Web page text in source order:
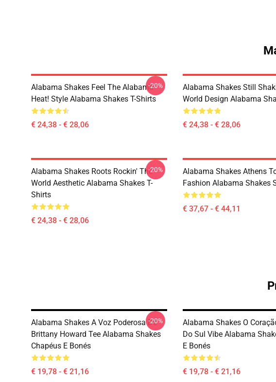
Alabama Shakes Feel The Alabama
Heat! Style Alabama Shakes T-Shirts
€ 24,38 - € 28,06
-20%
Alabama Shakes Still
World Design Alabama
€ 24,38 - € 28,06
Alabama Shakes Roots Rockin' The
World Aesthetic Alabama Shakes T-
Shirts
€ 24,38 - € 28,06
-20%
Alabama Shakes Athens
Fashion Alabama Shakes
€ 37,67 - € 44,11
Alabama Shakes A Voz Poderosa De
Brittany Howard Tee Alabama Shakes
Chapéus E Bonés
€ 19,78 - € 21,16
-20%
Alabama Shakes O
Do Sul Vibe Alabama
E Bonés
€ 19,78 - € 21,16